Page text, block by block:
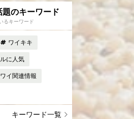
題のキーワード
るキーワード
ワイキキ
に人気
イ関連情報
キーワード一覧